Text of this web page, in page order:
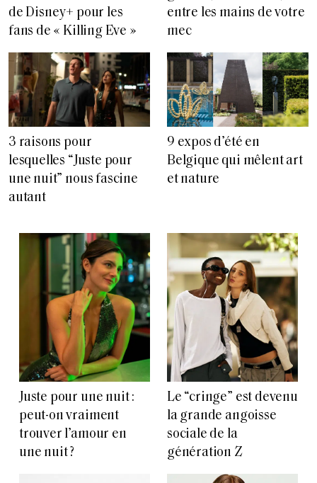
de Disney+ pour les
fans de « Killing Eve »
entre les mains de votre
mec
3 raisons pour
lesquelles “Juste pour
une nuit” nous fascine
autant
9 expos d’été en
Belgique qui mêlent art
et nature
Juste pour une nuit :
peut-on vraiment
trouver l’amour en
une nuit ?
Le “cringe” est devenu
la grande angoisse
sociale de la
génération Z